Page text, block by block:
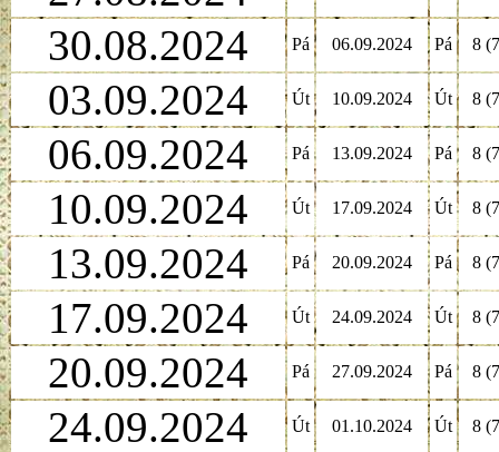
30.08.2024 Pá 06.09.2024 Pá 8
03.09.2024 Út 10.09.2024 Út 8
06.09.2024 Pá 13.09.2024 Pá 8
10.09.2024 Út 17.09.2024 Út 8
13.09.2024 Pá 20.09.2024 Pá 8
17.09.2024 Út 24.09.2024 Út 8
20.09.2024 Pá 27.09.2024 Pá 8
24.09.2024 Út 01.10.2024 Út 8